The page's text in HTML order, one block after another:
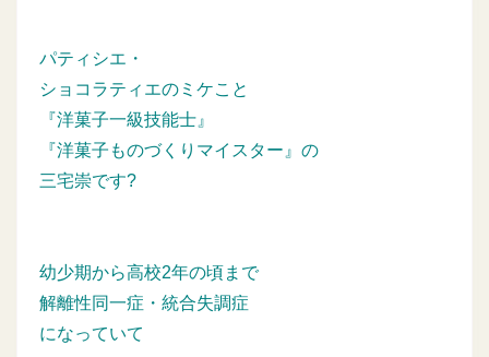
パティシエ・
ショコラティエのミケこと
『洋菓子一級技能士』
『洋菓子ものづくりマイスター』の
三宅崇です?
幼少期から高校2年の頃まで
解離性同一症・統合失調症
になっていて